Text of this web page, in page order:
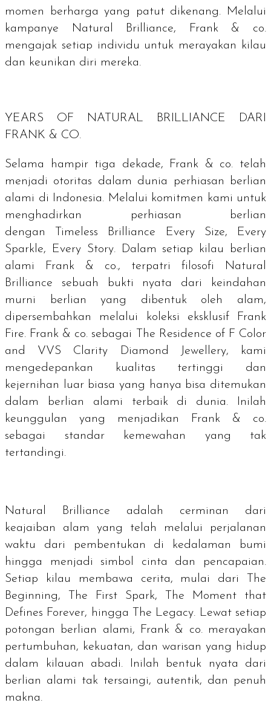
momen berharga yang patut dikenang. Melalui
kampanye Natural Brilliance, Frank & co.
mengajak setiap individu untuk merayakan kilau
dan keunikan diri mereka.
YEARS OF NATURAL BRILLIANCE DARI
FRANK & CO.
Selama hampir tiga dekade, Frank & co. telah
menjadi otoritas dalam dunia perhiasan berlian
alami di Indonesia. Melalui komitmen kami untuk
menghadirkan perhiasan berlian
dengan
Timeless Brilliance Every Size, Every
Sparkle, Every Story. Dalam setiap kilau berlian
alami Frank & co., terpatri filosofi Natural
Brilliance sebuah bukti nyata dari keindahan
murni berlian yang dibentuk oleh alam,
dipersembahkan melalui koleksi eksklusif Frank
Fire. Frank & co. sebagai
The Residence of F Color
and VVS Clarity Diamond Jewellery, kami
mengedepankan kualitas tertinggi dan
kejernihan luar biasa yang hanya bisa ditemukan
dalam berlian alami terbaik di dunia. Inilah
keunggulan yang menjadikan Frank & co.
sebagai standar kemewahan yang tak
tertandingi.
Natural Brilliance adalah cerminan dari
keajaiban alam yang telah melalui perjalanan
waktu dari pembentukan di kedalaman bumi
hingga menjadi simbol cinta dan pencapaian.
Setiap kilau membawa cerita, mulai dari
The
Beginning, The First Spark, The Moment that
Defines Forever, hingga The Legacy. Lewat setiap
potongan berlian alami, Frank & co. merayakan
pertumbuhan, kekuatan, dan warisan yang hidup
dalam kilauan abadi. Inilah bentuk nyata dari
berlian alami tak tersaingi, autentik, dan penuh
makna.